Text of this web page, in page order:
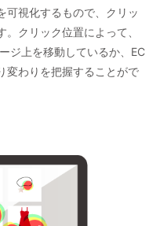
可視化するもので、クリッ
クリック位置によって、
ジ上を移動しているか、EC
変わりを把握することがで